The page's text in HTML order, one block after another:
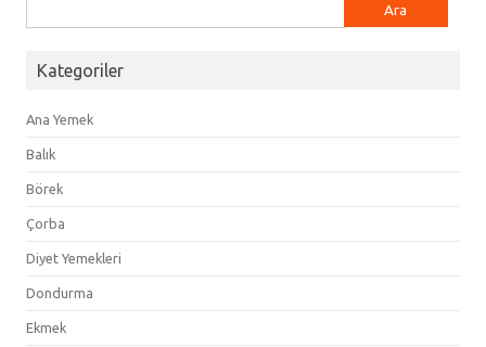
Kategoriler
Ana Yemek
Balık
Börek
Çorba
Diyet Yemekleri
Dondurma
Ekmek